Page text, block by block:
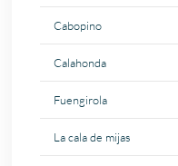
Cabopino
Calahonda
Fuengirola
La cala de mijas